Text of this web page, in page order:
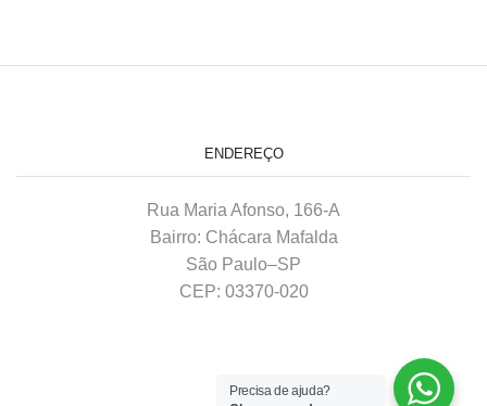
ENDEREÇO
Rua Maria Afonso, 166-A
Bairro: Chácara Mafalda
São Paulo–SP
CEP: 03370-020
Precisa de ajuda?